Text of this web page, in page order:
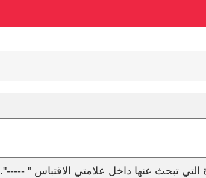
التي تبحث عنها داخل علامتي الاقتباس " -----".